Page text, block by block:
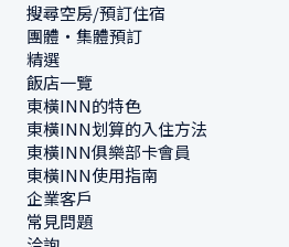
搜尋空房/預訂住宿
團體・集體預訂
精選
飯店一覽
東橫INN的特色
東橫INN划算的入住方法
東橫INN俱樂部卡會員
東橫INN使用指南
企業客戶
常見問題